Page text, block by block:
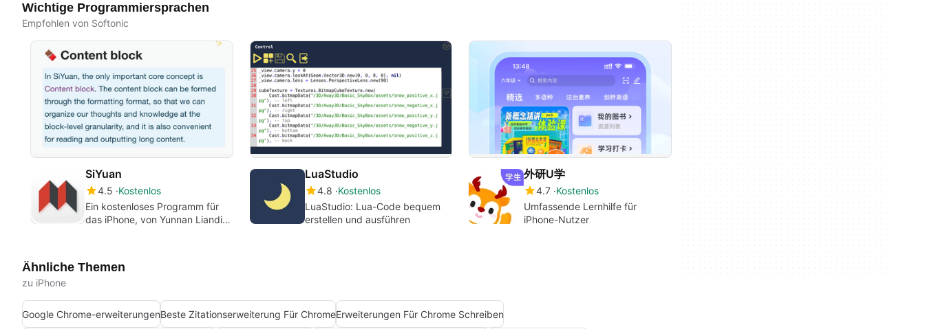
Wichtige Programmiersprachen
Empfohlen von Softonic
SiYuan
4.5 Kostenlos
Ein kostenloses Programm für
das iPhone, von Yunnan Liandi
LuaStudio
4.8 Kostenlos
LuaStudio: Lua-Code bequem
erstellen und ausführen
外研U学
4.7 Kostenlos
Umfassende Lernhilfe für
iPhone-Nutzer
Ähnliche Themen
zu iPhone
Google Chrome-erweiterungenBeste Zitationserweiterung Für ChromeErweiterungen Für Chrome Schreiben